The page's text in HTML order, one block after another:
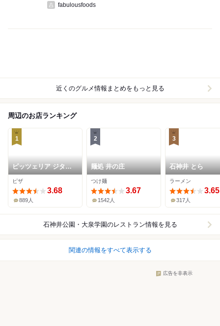
fabulousfoods
近くのグルメ情報まとめをもっと見る
周辺のお店ランキング
1
ピッツェリア ジター
リア ダ フィリッポ
ピザ
3.68
889人
2
麺処 井の庄
つけ麺
3.67
1542人
3
石神井 とら
ラーメン
3.65
317人
石神井公園・大泉学園のレストラン情報を見る
関連の情報をすべて表示する
広告を非表示